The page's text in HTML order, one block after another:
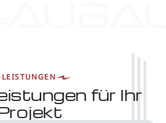
LEISTUNGEN
für Ihr